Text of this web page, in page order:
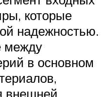
которые
надежностью.
между
в основном
внешней